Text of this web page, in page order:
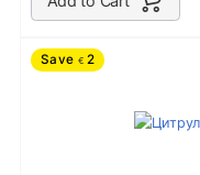
Save € 2